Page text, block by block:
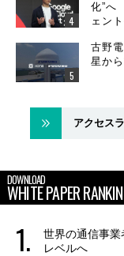
化”へ
ェン
古野
星か
アクセス
DOWNLOAD
WHITE PAPER
世界の通信事
レベルへ